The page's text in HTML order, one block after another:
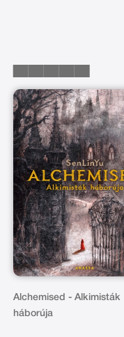
Alchemised - Alkimisták
háborúja